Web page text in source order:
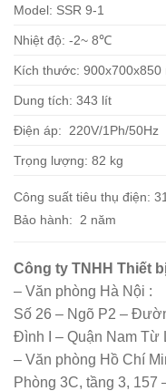
Model: SSR 9-1
Nhiệt độ: -2~ 8℃
Kích thước: 900x700x850
Dung tích: 343 lít
Điện áp: 220V/1Ph/50Hz
Trọng lượng: 82 kg
Công suất tiêu thụ điện:
Bảo hành: 2 năm
Công ty TNHH Thiết
– Văn phòng Hà Nội :
Số 26 – Ngõ P2 –
Đình I – Quận Nam Từ
– Văn phòng Hồ Chí
Phòng 3C, tầng 3,